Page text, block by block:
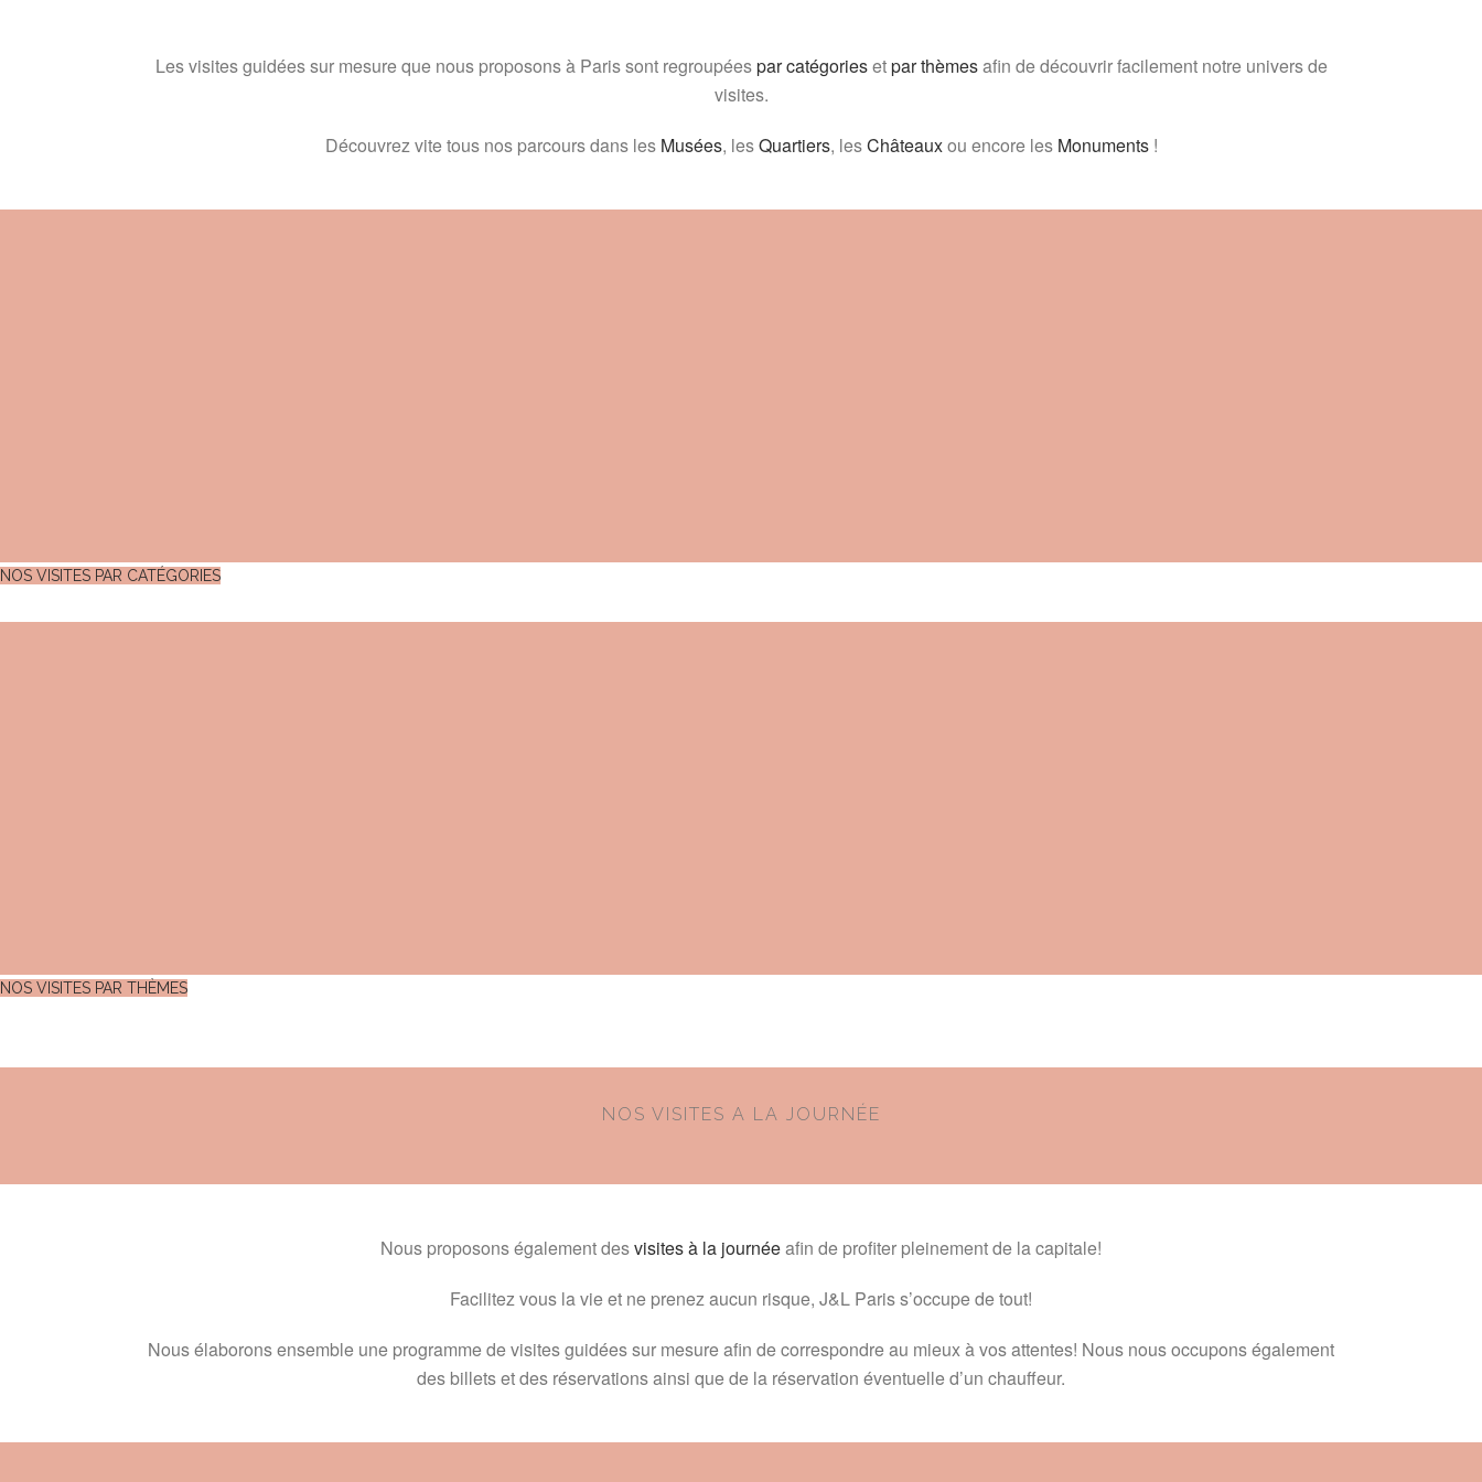
Les visites guidées sur mesure que nous proposons à Paris sont regroupéespar catégoriesetpar thèmesafin de découvrir facilement notre univers de
visites.
Découvrez vite tous nos parcours dans les Musées, lesQuartiers, lesChâteauxou encore les Monuments!
NOS VISITES PAR CATÉGORIES
NOS VISITES PAR THÈMES
NOS VISITES A LA JOURNÉE
Nous proposons également desvisites à la journéeafin de profiter pleinement de la capitale!
Facilitez vous la vie et ne prenez aucun risque, J&L Paris s’occupe de tout!
Nous élaborons ensemble une programme de visites guidées sur mesure afin de correspondre au mieux à vos attentes! Nous nous occupons également
des billets et des réservations ainsi que de la réservation éventuelle d’un chauffeur.